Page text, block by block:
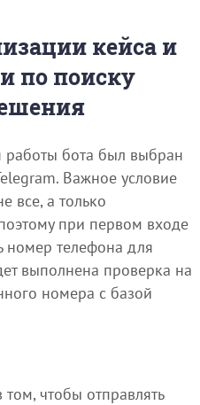
кейса и
по поиску
работы бота был выбран
Важное условие
все, а только
при первом входе
номер телефона для
выполнена проверка на
номера с базой
чтобы отправлять